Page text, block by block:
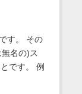
す。 その
名の)ス
です。 例